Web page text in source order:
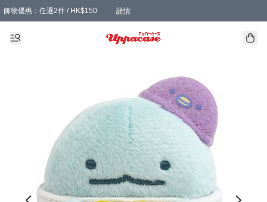
飾物優惠：任選2件 / HK$150 詳情
髮飾優惠：任選2件 / HK$100 詳情
精選襪子優惠：任選3對 / HK$115 詳情
滿額免運：本地訂單滿港幣350元可享免運費優惠